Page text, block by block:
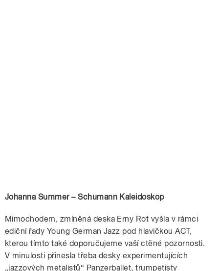
Johanna Summer – Schumann Kaleidoskop
Mimochodem, zmíněná deska Erny Rot vyšla v rámci
ediční řady Young German Jazz pod hlavičkou ACT,
kterou tímto také doporučujeme vaší ctěné pozornosti.
V minulosti přinesla třeba desky experimentujících
„jazzových metalistů“ Panzerballet, trumpetisty